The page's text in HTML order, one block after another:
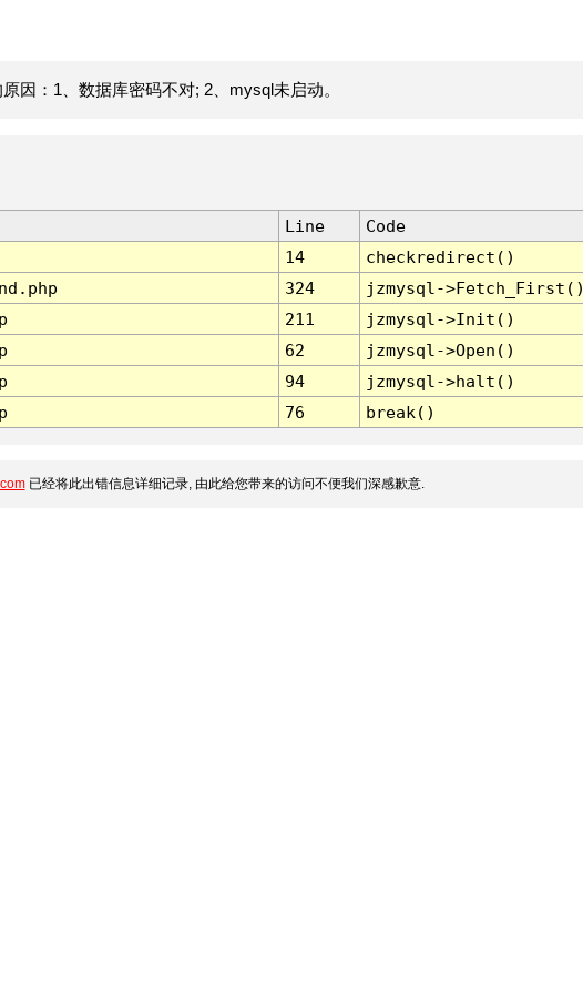
因：1、数据库密码不对; 2、mysql未启动。
Line
Code
14
checkredirect()
324
jzmysql-
211
jzmysql->Init()
62
jzmysql->Open()
94
jzmysql->halt()
76 break()
已经将此出错信息详细记录, 由此给您带来的访问不便我们深感歉意.